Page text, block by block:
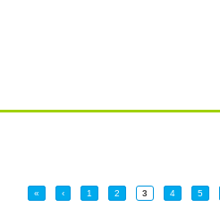
« ‹ 1 2 3 4 5